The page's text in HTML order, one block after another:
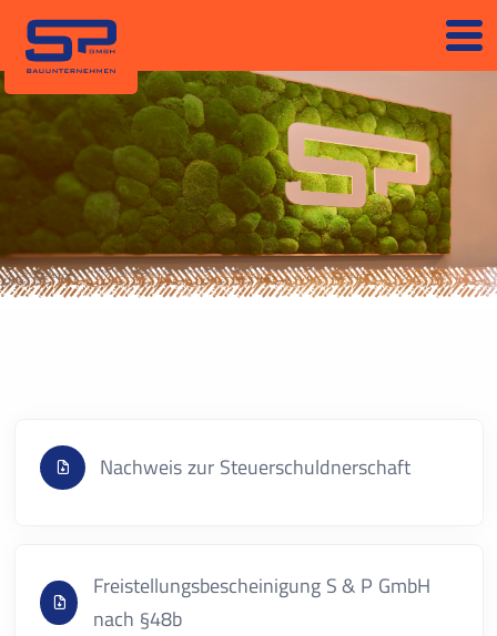
Nachweis zur Steuerschuldnerschaft
Freistellungsbescheinigung S & P GmbH
nach §48b